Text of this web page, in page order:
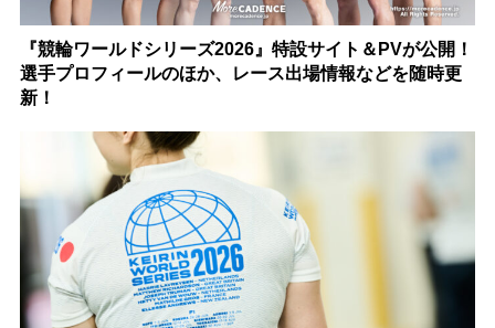
『競輪ワールドシリーズ2026』特設サイト＆PVが公開！
選手プロフィールのほか、レース出場情報などを随時更
新！